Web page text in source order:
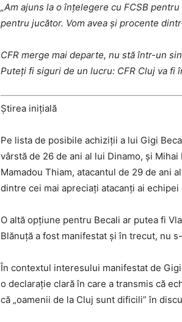
„Am ajuns la o înțelegere cu FCSB
pentru jucător. Vom avea și procente
CFR merge mai departe, nu stă într-un
Puteți fi siguri de un lucru: CFR Cluj va fi
Știrea inițială
Pe lista de posibile achiziții a lui Gigi
vârstă de 26 de ani al lui Dinamo, și
Mamadou Thiam, atacantul de 29 de ani
dintre cei mai apreciați atacanți ai echipei
O altă opțiune pentru Becali ar putea fi
Blănuță a fost manifestat și în trecut, nu
În contextul interesului manifestat de
o declarație clară în care a transmis că
că „oamenii de la Cluj sunt dificili” în